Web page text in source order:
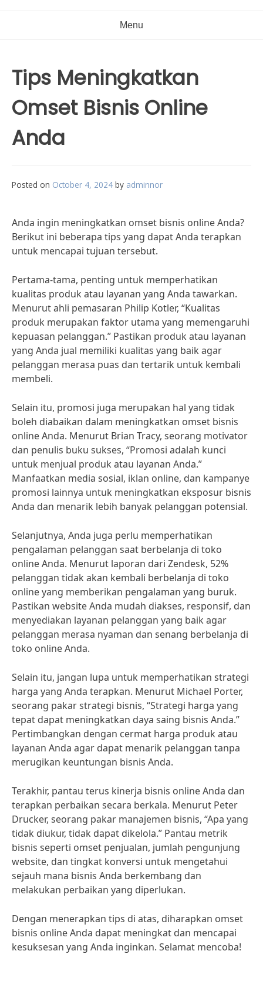
Menu
Tips Meningkatkan
Omset Bisnis Online
Anda
Posted on October 4, 2024 by adminnor
Anda ingin meningkatkan omset bisnis online Anda?
Berikut ini beberapa tips yang dapat Anda terapkan
untuk mencapai tujuan tersebut.
Pertama-tama, penting untuk memperhatikan
kualitas produk atau layanan yang Anda tawarkan.
Menurut ahli pemasaran Philip Kotler, “Kualitas
produk merupakan faktor utama yang memengaruhi
kepuasan pelanggan.” Pastikan produk atau layanan
yang Anda jual memiliki kualitas yang baik agar
pelanggan merasa puas dan tertarik untuk kembali
membeli.
Selain itu, promosi juga merupakan hal yang tidak
boleh diabaikan dalam meningkatkan omset bisnis
online Anda. Menurut Brian Tracy, seorang motivator
dan penulis buku sukses, “Promosi adalah kunci
untuk menjual produk atau layanan Anda.”
Manfaatkan media sosial, iklan online, dan kampanye
promosi lainnya untuk meningkatkan eksposur bisnis
Anda dan menarik lebih banyak pelanggan potensial.
Selanjutnya, Anda juga perlu memperhatikan
pengalaman pelanggan saat berbelanja di toko
online Anda. Menurut laporan dari Zendesk, 52%
pelanggan tidak akan kembali berbelanja di toko
online yang memberikan pengalaman yang buruk.
Pastikan website Anda mudah diakses, responsif, dan
menyediakan layanan pelanggan yang baik agar
pelanggan merasa nyaman dan senang berbelanja di
toko online Anda.
Selain itu, jangan lupa untuk memperhatikan strategi
harga yang Anda terapkan. Menurut Michael Porter,
seorang pakar strategi bisnis, “Strategi harga yang
tepat dapat meningkatkan daya saing bisnis Anda.”
Pertimbangkan dengan cermat harga produk atau
layanan Anda agar dapat menarik pelanggan tanpa
merugikan keuntungan bisnis Anda.
Terakhir, pantau terus kinerja bisnis online Anda dan
terapkan perbaikan secara berkala. Menurut Peter
Drucker, seorang pakar manajemen bisnis, “Apa yang
tidak diukur, tidak dapat dikelola.” Pantau metrik
bisnis seperti omset penjualan, jumlah pengunjung
website, dan tingkat konversi untuk mengetahui
sejauh mana bisnis Anda berkembang dan
melakukan perbaikan yang diperlukan.
Dengan menerapkan tips di atas, diharapkan omset
bisnis online Anda dapat meningkat dan mencapai
kesuksesan yang Anda inginkan. Selamat mencoba!